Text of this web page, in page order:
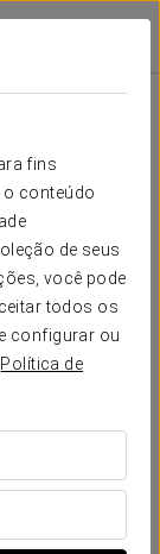
fins
conteúdo
de seus
você pode
todos os
configurar ou
Política de